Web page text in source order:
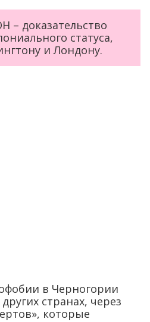
– доказательство
статуса,
и Лондону.
в Черногории
странах, через
которые